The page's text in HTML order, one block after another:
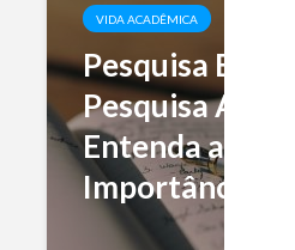
VIDA ACADÊMICA
Pesquisa
Pesquisa
Entenda as
Importâncias